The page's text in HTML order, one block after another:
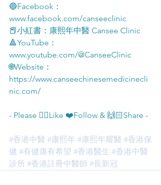
🔵Facebook：
www.facebook.com/canseeclinic
📕小紅書：康熙年中醫 Cansee Clinic
🔺YouTube：
www.youtube.com/@CanseeClinic
🌐Website：
https://www.canseechinesemedicinecli
nic.com/
- Please 👍🏻Like ❤️Follow & 🙌🏻Share -
#香港中醫 #康熙年 #康熙年耀醫 #香港保
健 #有健康有希望 #香港醫生 #香港中醫
診所 #香港註冊中醫師 #長新冠